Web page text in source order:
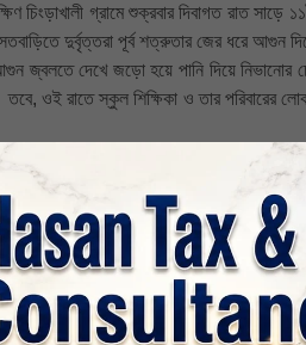
চিংড়াখালী গ্রামে শুক্রবার দিবাগত রাত সাড়ে
দুর্বৃত্তরা পূর্ব শত্রুতার জের ধরে আগুন
দেখে জড়ো হয়ে পানি দিয়ে নিভানোর
তবে, ওই রাতে স্কুল শিক্ষিকা ও তার পরিবারের
নেতা আব্দুল মজিদ জব্বার, বিএনপি নেতা
সাধারণ সম্পাদক মামুন খান, বিএনপি নেতা রফিক
নেতৃবৃন্দ থাকবে। এলাকার আইন শৃংখলা
প্রতি।
সহ একাধিক ক্ষোভ প্রকাশ করে বলেন, শত্রুতা,
কাছে ন্যায় বিচার চাই।